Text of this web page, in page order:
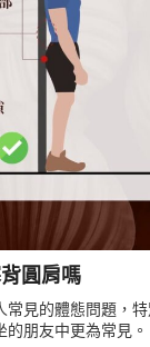
圓肩嗎
常見的體態問題，
的朋友中更為常見